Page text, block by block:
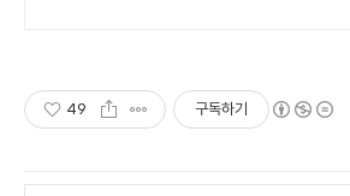
49 구독하기